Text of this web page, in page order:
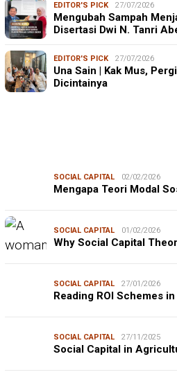
EDITOR'S PICK 27/07/2026
Mengubah Sampah
Disertasi Dwi N. Tanri
EDITOR'S PICK 27/07/2026
Una Sain | Kak Mus,
Dicintainya
SOCIAL CAPITAL 02/02/2026
Mengapa Teori Modal
SOCIAL CAPITAL 01/02/2026
Why Social Capital
SOCIAL CAPITAL 27/01/2026
Reading ROI Schemes
SOCIAL CAPITAL 27/11/2025
Social Capital in